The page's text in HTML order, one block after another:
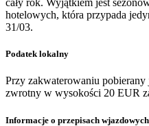
cały rok. Wyjątkiem jest
hotelowych, która przypada
31/03.
Podatek lokalny
Przy zakwaterowaniu
zwrotny w wysokości 20 EUR
Informacje o przepisach wjazdowych